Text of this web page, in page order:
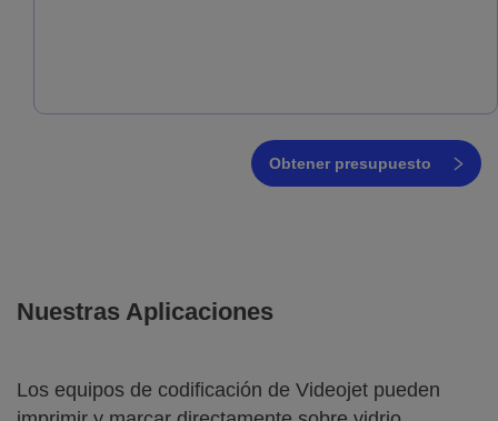
Obtener presupuesto
Nuestras Aplicaciones
Los equipos de codificación de Videojet pueden